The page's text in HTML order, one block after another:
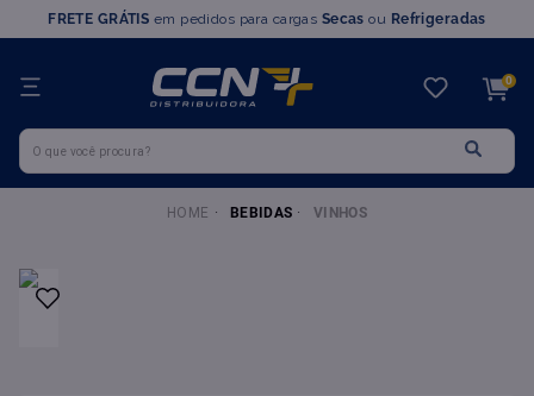
FRETE GRÁTIS em pedidos para cargas Secas ou Refrigeradas
0
O que você procura?
BEBIDAS VINHOS
TERMOS MAIS BUSCADOS
1º
farinha trigo
º
chocolate
3º
nutella
5º